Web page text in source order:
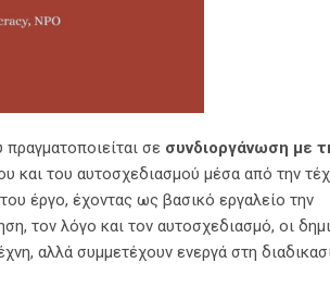
σε συνδιοργάνωση με
και του αυτοσχεδιασμού μέσα από την
έργο, έχοντας ως βασικό εργαλείο την
τον λόγο και τον αυτοσχεδιασμό, οι
αλλά συμμετέχουν ενεργά στη